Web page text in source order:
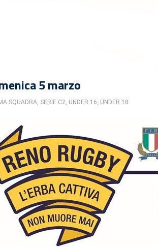
5 marzo
SQUADRA SERIE C2 UNDER 16 UNDER 18